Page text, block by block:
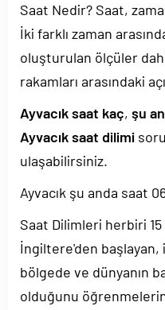
Saat Nedir? Saat,
İki farklı zaman
oluşturulan ölçüler
rakamları arasındaki
Ayvacık saat kaç, şu
Ayvacık saat dilimi
ulaşabilirsiniz.
Ayvacık şu anda saat
Saat Dilimleri herbiri
İngiltere'den başlayan,
bölgede ve dünyanın
olduğunu